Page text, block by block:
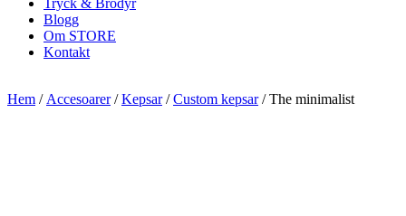
Tryck & Brodyr
Blogg
Om STORE
Kontakt
Hem / Accesoarer/Kepsar/Custom kepsar/ The minimalist